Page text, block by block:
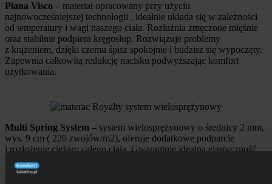
Piana Visco – materiał opracowany przy użyciu
najnowocześniejszej technologii , idealnie układa się w zależności
od temperatury i wagi naszego ciała. Rozluźnia zmęczone mięśnie
oraz stabilnie podpiera kręgosłup. Rozwiązuje problemy
z krążeniem, dzięki czemu śpisz spokojnie i budzisz się wypoczęty.
Zapewnia całkowitą redukcję nacisku podwyższając komfort
użytkowania.
Multi Spring System – system wielosprężynowy o średnicy 2 mm,
wys. 9 cm ( 220 zwojów/m2), oferuje dodatkowe podparcie
i rozłożenie ciężaru całego ciała. Gwarantuje idealną elastyczność
oraz przewiewność zastępując klasyczny stelaż. Przedłuża
żywotność materaca, oferując solidne podparcie pod kręgosłup.